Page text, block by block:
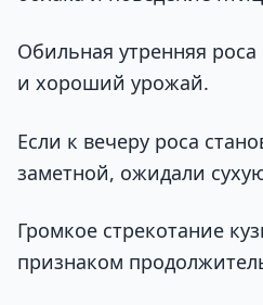
Обильная утренняя
и хороший урожай.
Если к вечеру роса
заметной, ожидали
Громкое стрекотание
признаком